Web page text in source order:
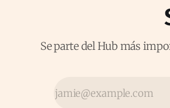
Se parte del Hub más